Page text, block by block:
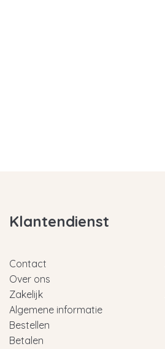
Klantendienst
Contact
Over ons
Zakelijk
Algemene informatie
Bestellen
Betalen